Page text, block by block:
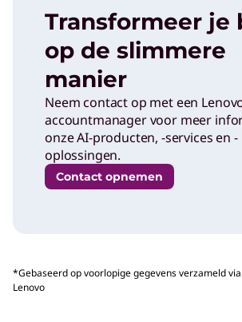
Transformeer je
op de slimmere
manier
Neem contact op met een
accountmanager voor meer
onze AI-producten, -services en -
oplossingen.
Contact opnemen
*Gebaseerd op voorlopige gegevens verzameld
Lenovo